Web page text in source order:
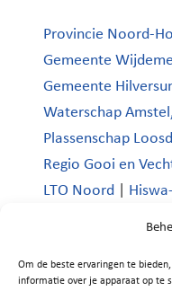
Om de beste ervaringen te
informatie over je apparaat op te
Provincie Noord-
Gemeente
Gemeente
Waterschap
Plassenschap
Regio Gooi en
LTO Noord
Platform Recreatie